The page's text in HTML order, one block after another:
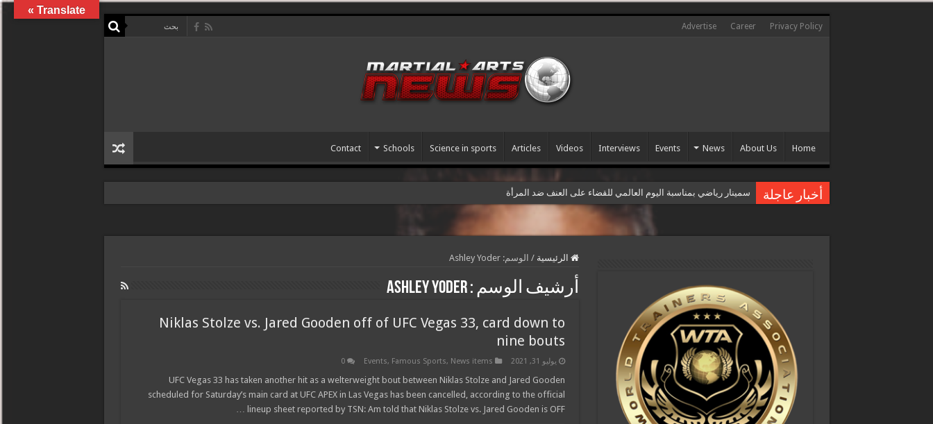
Privacy Policy
Career
Advertise
Home
About Us
News
Events
Interviews
Videos
Articles
Science in sports
Schools
Contact
أخبار عاجلة سمينار رياضي بمناسبة اليوم العالمي للقضاء على العنف ضد المرأة
الرئيسية / الوسم:Ashley Yoder
أرشيف الوسم :Ashley Yoder
Niklas Stolze vs. Jared Gooden off of UFC Vegas 33, card down to
nine bouts
يوليو 31, 2021 Events, Famous Sports, News items
0
UFC Vegas 33 has taken another hit as a welterweight bout between Niklas Stolze and Jared Gooden
scheduled for Saturday’s main card at UFC APEX in Las Vegas has been cancelled, according to the official
lineup sheet reported by TSN: Am told that Niklas Stolze vs. Jared Gooden is OFF …
Translate »